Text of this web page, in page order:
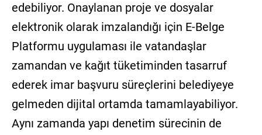
edebiliyor. Onaylanan proje ve dosyalar
elektronik olarak imzalandığı için E-Belge
Platformu uygulaması ile vatandaşlar
zamandan ve kağıt tüketiminden tasarruf
ederek imar başvuru süreçlerini belediyeye
gelmeden dijital ortamda tamamlayabiliyor.
Aynı zamanda yapı denetim sürecinin de